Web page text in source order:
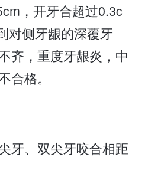
，开牙合超过0.3c
对侧牙龈的深覆牙
齐，重度牙龈炎，中
合格。
牙、双尖牙咬合相距